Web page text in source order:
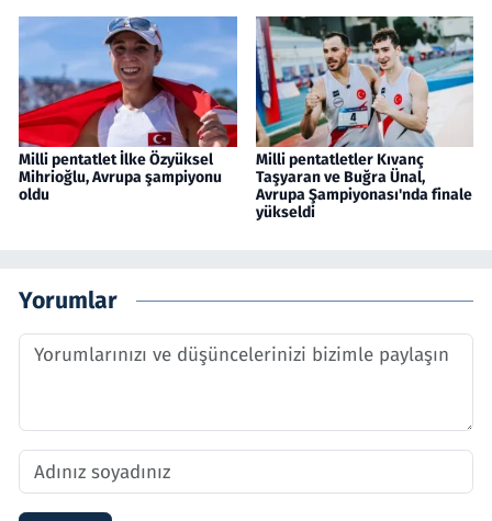
Milli pentatlet İlke Özyüksel
Mihrioğlu, Avrupa şampiyonu
oldu
Milli pentatletler Kıvanç
Taşyaran ve Buğra Ünal,
Avrupa Şampiyonası'nda finale
yükseldi
Yorumlar